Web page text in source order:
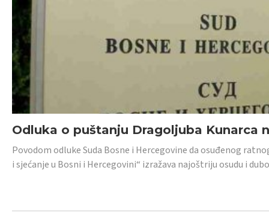
Odluka o puštanju Dragoljuba Kunarca
Povodom odluke Suda Bosne i Hercegovine da osuđenog
i sjećanje u Bosni i Hercegovini“ izražava najoštriju osudu i